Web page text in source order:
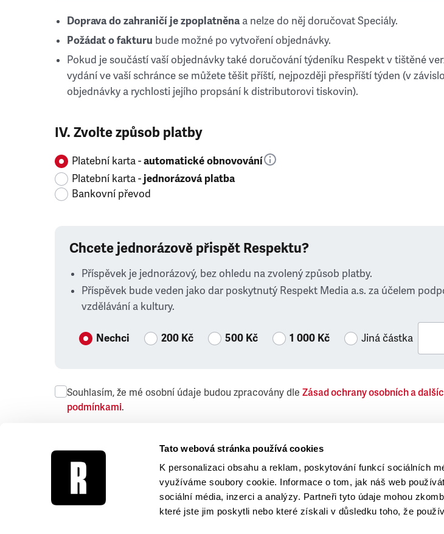
Tato webová stránka používá cookies
K personalizaci obsahu a reklam, poskytování funkcí sociálních
využíváme soubory cookie. Informace o tom, jak náš web
sociální média, inzerci a analýzy. Partneři tyto údaje mohou
které jste jim poskytli nebo které získali v důsledku toho, že
Doprava do zahraničí je zpoplatněnaa nelze do něj doručovat Speciály.
Požádat o fakturu bude možné po vytvoření objednávky.
Pokud je součástí vaší objednávky také doručování týdeníku Respekt v tištěné
vydání ve vaší schránce se můžete těšit příští, nejpozději přespříští týden (v
objednávky a rychlosti jejího propsání k distributorovi tiskovin).
IV. Zvolte způsob platby
Platební karta -automatické obnovování
Platební karta -jednorázová platba
Bankovní převod
Chcete jednorázově přispět Respektu?
Příspěvek je jednorázový, bez ohledu na zvolený způsob platby.
Příspěvek bude veden jako dar poskytnutý Respekt Media a.s. za účelem
vzdělávání a kultury.
Nechci 200 Kč 500 Kč 1 000 Kč Jiná částka
Souhlasím, že mé osobní údaje budou zpracovány dle Zásad ochrany osobních a
podmínkami.